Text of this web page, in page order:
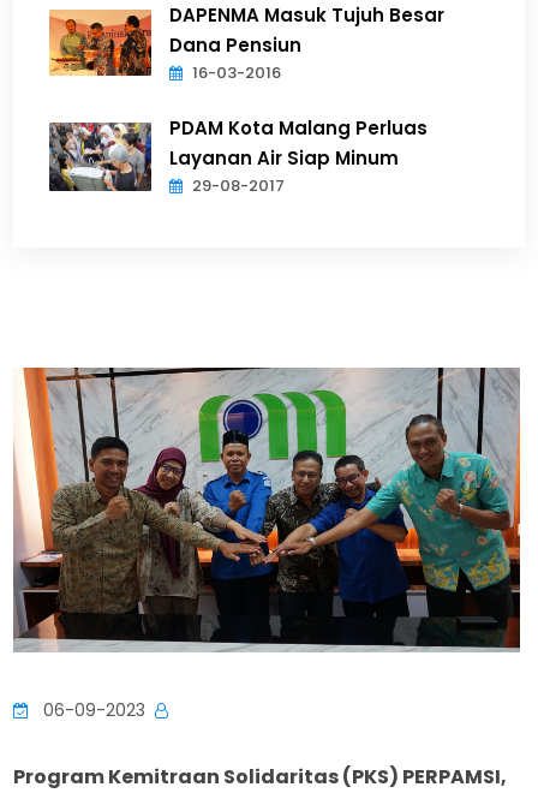
DAPENMA Masuk Tujuh Besar
Dana Pensiun
16-03-2016
PDAM Kota Malang Perluas
Layanan Air Siap Minum
29-08-2017
06-09-2023
Program Kemitraan Solidaritas (PKS) PERPAMSI,